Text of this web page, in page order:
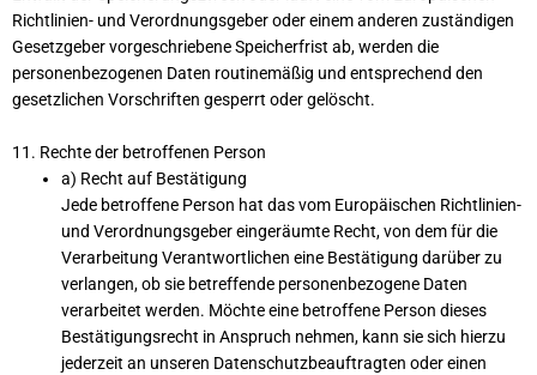
Richtlinien- und Verordnungsgeber oder einem anderen zuständigen
Gesetzgeber vorgeschriebene Speicherfrist ab, werden die
personenbezogenen Daten routinemäßig und entsprechend den
gesetzlichen Vorschriften gesperrt oder gelöscht.
11. Rechte der betroffenen Person
a) Recht auf Bestätigung
Jede betroffene Person hat das vom Europäischen Richtlinien-
und Verordnungsgeber eingeräumte Recht, von dem für die
Verarbeitung Verantwortlichen eine Bestätigung darüber zu
verlangen, ob sie betreffende personenbezogene Daten
verarbeitet werden. Möchte eine betroffene Person dieses
Bestätigungsrecht in Anspruch nehmen, kann sie sich hierzu
jederzeit an unseren Datenschutzbeauftragten oder einen